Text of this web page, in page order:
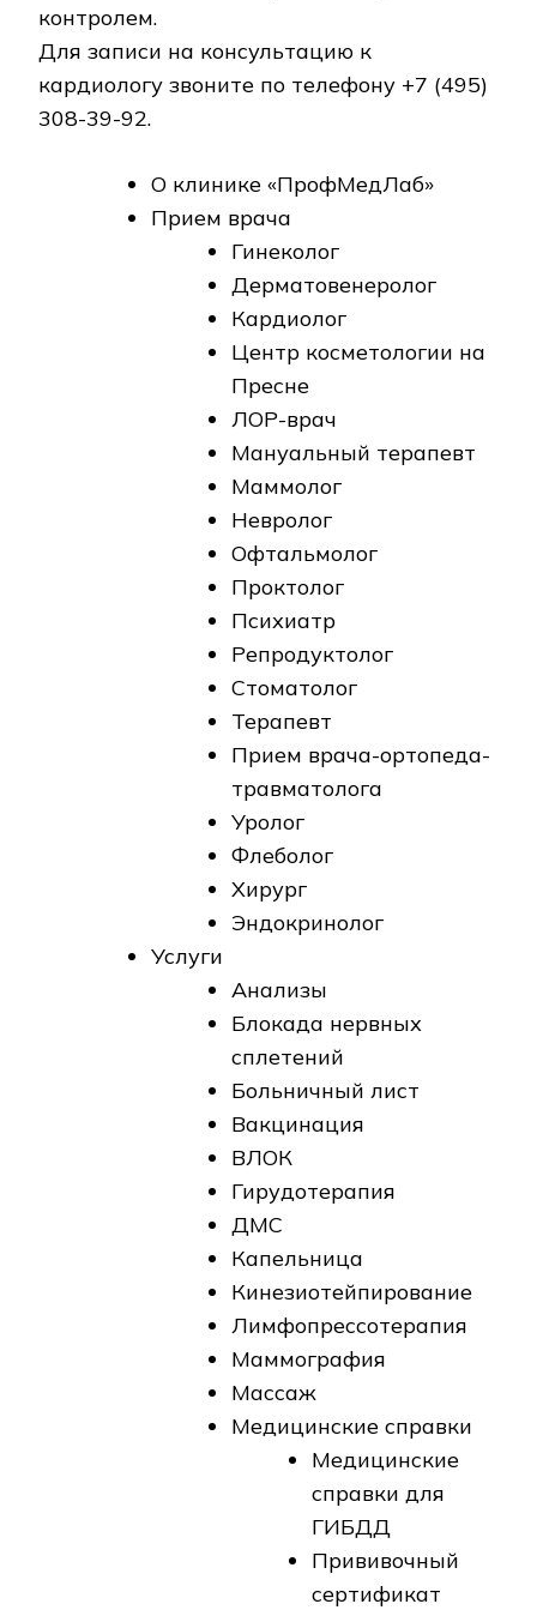
контролем.
Для записи на консультацию к
кардиологу звоните по телефону +7 (495)
308-39-92.
О клинике «ПрофМедЛаб»
Прием врача
Гинеколог
Дерматовенеролог
Кардиолог
Центр косметологии на
Пресне
ЛОР-врач
Мануальный терапевт
Маммолог
Невролог
Офтальмолог
Проктолог
Психиатр
Репродуктолог
Стоматолог
Терапевт
Прием врача-ортопеда-
травматолога
Уролог
Флеболог
Хирург
Эндокринолог
Услуги
Анализы
Блокада нервных
сплетений
Больничный лист
Вакцинация
ВЛОК
Гирудотерапия
ДМС
Капельница
Кинезиотейпирование
Лимфопрессотерапия
Маммография
Массаж
Медицинские справки
Медицинские
справки для
ГИБДД
Прививочный
сертификат